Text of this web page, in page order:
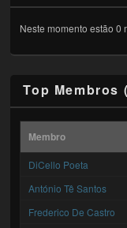
Neste momento estão 0
Top Membros
Membro
DiCello Poeta
António Tê Santos
Frederico De Castro